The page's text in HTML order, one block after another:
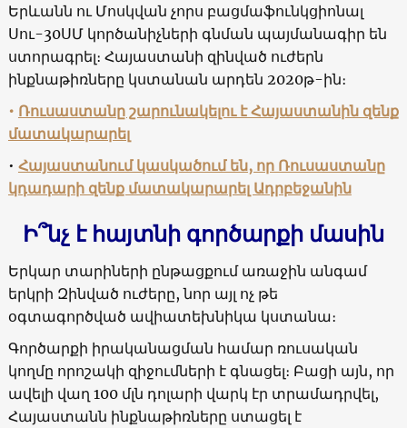
Երևանն ու Մոսկվան չորս բացմաֆունկցիոնալ
Սու-30ՍՄ կործանիչների գնման պայմանագիր են
ստորագրել։ Հայաստանի զինված ուժերն
ինքնաթիռները կստանան արդեն 2020թ-ին։
• Ռուսաստանը շարունակելու է Հայաստանին զենք
մատակարարել
• Հայաստանում կասկածում են, որ Ռուսաստանը
կդադարի զենք մատակարարել Ադրբեջանին
Ի՞նչ է հայտնի գործարքի մասին
Երկար տարիների ընթացքում առաջին անգամ
երկրի Զինված ուժերը, նոր այլ ոչ թե
օգտագործված ավիատեխնիկա կստանա։
Գործարքի իրականացման համար ռուսական
կողմը որոշակի զիջումների է գնացել։ Բացի այն, որ
ավելի վաղ 100 մլն դոլարի վարկ էր տրամադրվել,
Հայաստանն ինքնաթիռները ստացել է